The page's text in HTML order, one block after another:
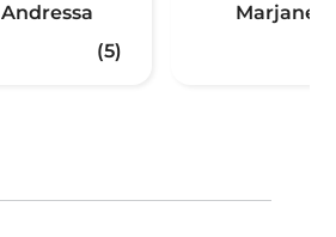
Andressa
(5)
Marjane